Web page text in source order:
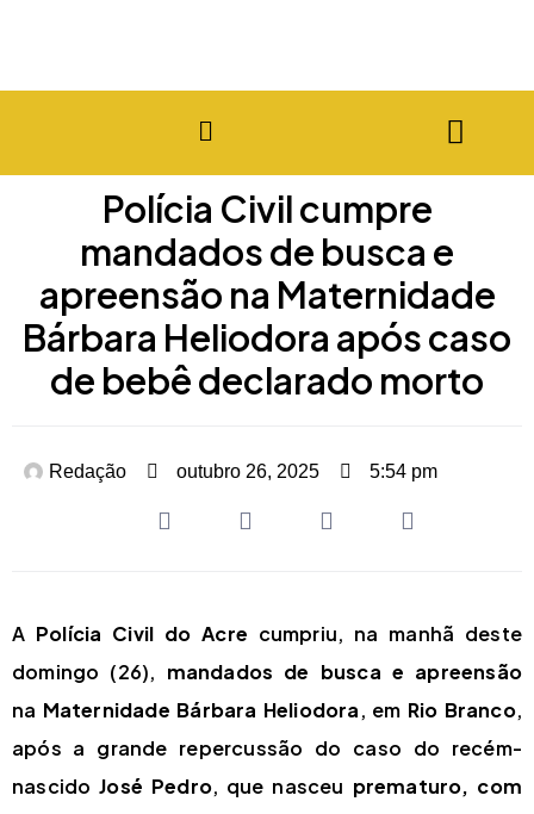
Polícia Civil cumpre
mandados de busca e
apreensão na Maternidade
Bárbara Heliodora após caso
de bebê declarado morto
Redação outubro 26, 2025 5:54 pm
A Polícia Civil do Acre cumpriu, na manhã deste
domingo (26), mandados de busca e apreensão
na Maternidade Bárbara Heliodora, em Rio Branco,
após a grande repercussão do caso do recém-
nascidoJosé Pedro, que nasceu prematuro, com